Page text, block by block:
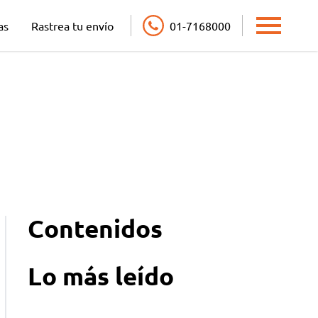
Rastrea tu envío 01-7168000 Open
Contenidos
Lo más leído